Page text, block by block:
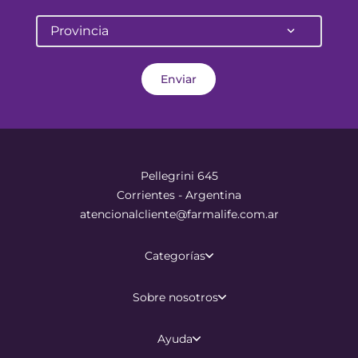
Provincia
Enviar
Pellegrini 645
Corrientes - Argentina
atencionalcliente@farmalife.com.ar
Categorías
Sobre nosotros
Ayuda